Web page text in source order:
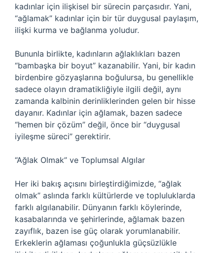
kadınlar için ilişkisel bir sürecin parçasıdır. Yani,
“ağlamak” kadınlar için bir tür duygusal paylaşım,
ilişki kurma ve bağlanma yoludur.
Bununla birlikte, kadınların ağlaklıkları bazen
“bambaşka bir boyut” kazanabilir. Yani, bir kadın
birdenbire gözyaşlarına boğulursa, bu genellikle
sadece olayın dramatikliğiyle ilgili değil, aynı
zamanda kalbinin derinliklerinden gelen bir hisse
dayanır. Kadınlar için ağlamak, bazen sadece
“hemen bir çözüm” değil, önce bir “duygusal
iyileşme süreci” gerektirir.
“Ağlak Olmak” ve Toplumsal Algılar
Her iki bakış açısını birleştirdiğimizde, “ağlak
olmak” aslında farklı kültürlerde ve topluluklarda
farklı algılanabilir. Dünyanın farklı köylerinde,
kasabalarında ve şehirlerinde, ağlamak bazen
zayıflık, bazen ise güç olarak yorumlanabilir.
Erkeklerin ağlaması çoğunlukla güçsüzlükle